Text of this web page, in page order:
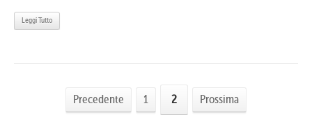
Leggi Tutto
Precedente 1 2 Prossima